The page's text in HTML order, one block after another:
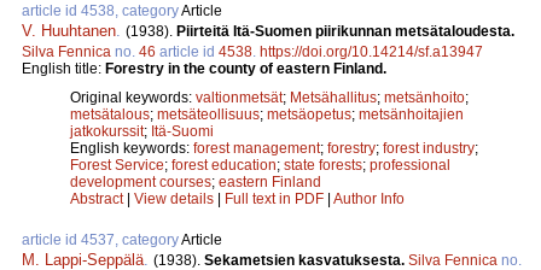
article id 4538, categoryArticle
V. Huuhtanen (1938). Piirteitä Itä-Suomen piirikunnan metsätaloudesta.
Silva Fennica no. 46 article id 4538 https://doi.org/10.14214/sf.a13947
English title: Forestry in the county of eastern Finland.
Original keywords: valtionmetsät; Metsähallitus; metsänhoito;
metsätalous; metsäteollisuus; metsäopetus; metsänhoitajien
jatkokurssit; Itä-Suomi
English keywords: forest management; forestry; forest industry;
Forest Service; forest education; state forests; professional
development courses; eastern Finland
Abstract| View details | Full text in PDF | Author Info
article id 4537, categoryArticle
M. Lappi-Seppälä (1938). Sekametsien kasvatuksesta. Silva Fennica no.